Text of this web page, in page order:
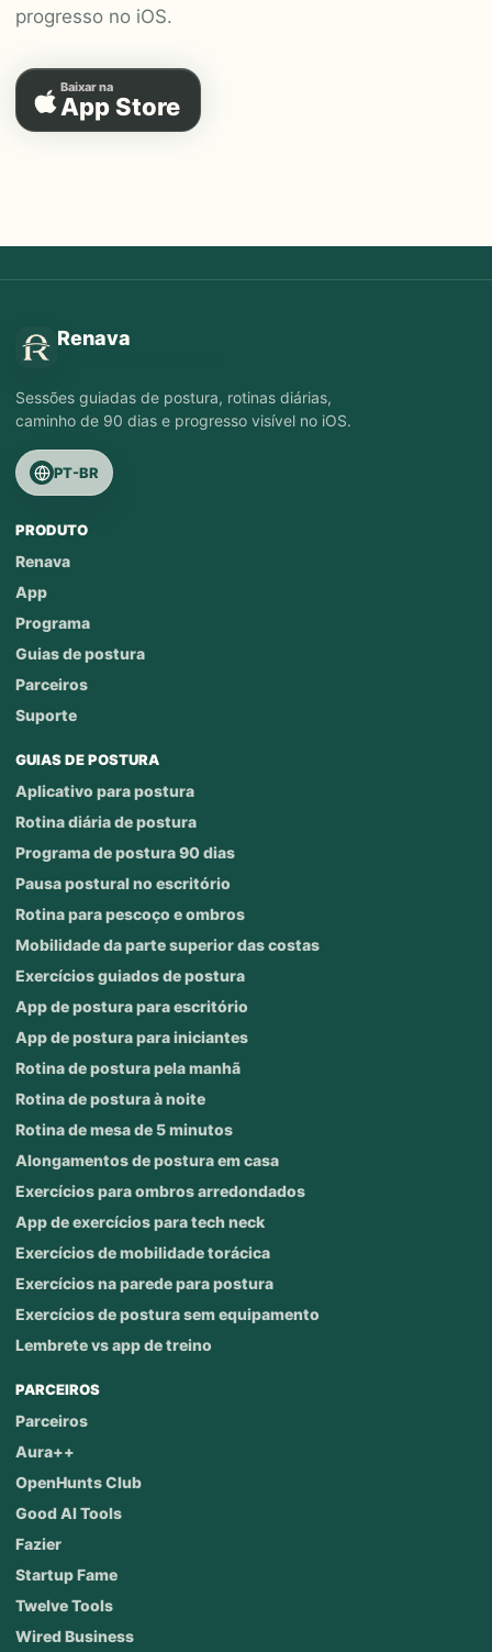
progresso no iOS.
Baixar na
App Store
Renava
Sessões guiadas de postura, rotinas diárias,
caminho de 90 dias e progresso visível no iOS.
PT-BR
PRODUTO
Renava
App
Programa
Guias de postura
Parceiros
Suporte
GUIAS DE POSTURA
Aplicativo para postura
Rotina diária de postura
Programa de postura 90 dias
Pausa postural no escritório
Rotina para pescoço e ombros
Mobilidade da parte superior das costas
Exercícios guiados de postura
App de postura para escritório
App de postura para iniciantes
Rotina de postura pela manhã
Rotina de postura à noite
Rotina de mesa de 5 minutos
Alongamentos de postura em casa
Exercícios para ombros arredondados
App de exercícios para tech neck
Exercícios de mobilidade torácica
Exercícios na parede para postura
Exercícios de postura sem equipamento
Lembrete vs app de treino
PARCEIROS
Parceiros
Aura++
OpenHunts Club
Good AI Tools
Fazier
Startup Fame
Twelve Tools
Wired Business